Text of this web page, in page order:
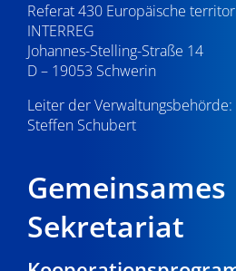
Referat 430 Europäische
INTERREG
Johannes-Stelling-Straße 14
D – 19053 Schwerin
Leiter der Verwaltungsbehörde:
Steffen Schubert
Gemeinsames
Sekretariat